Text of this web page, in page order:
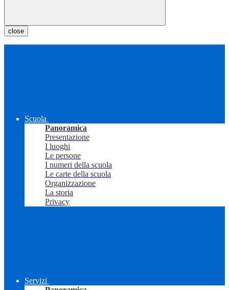
close
Scuola
Panoramica
Presentazione
I luoghi
Le persone
I numeri della scuola
Le carte della scuola
Organizzazione
La storia
Privacy
Servizi